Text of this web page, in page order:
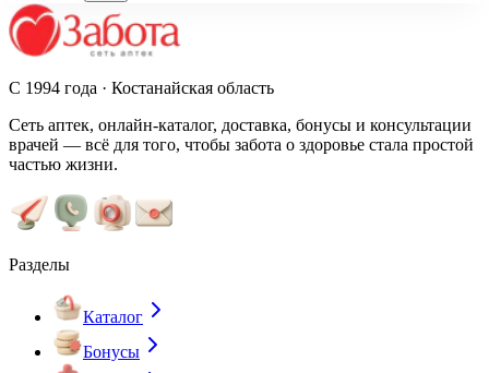
С 1994 года · Костанайская область
Сеть аптек, онлайн-каталог, доставка, бонусы и консультации
врачей — всё для того, чтобы забота о здоровье стала простой
частью жизни.
Разделы
Каталог
Бонусы